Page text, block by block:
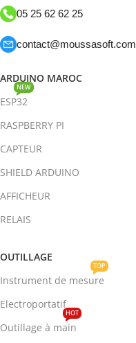
05 25 62 62 25
contact@moussasoft.com
ARDUINO MAROC
ESP32
NEW
RASPBERRY PI
CAPTEUR
SHIELD ARDUINO
AFFICHEUR
RELAIS
OUTILLAGE
Instrument de mesure
TOP
Electroportatif
Outillage à main
HOT